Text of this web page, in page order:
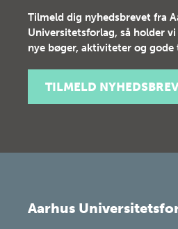
Tilmeld dig nyhedsbrevet fra
Universitetsforlag, så holder
nye bøger, aktiviteter og gode
TILMELD NYHEDSBREV
Aarhus